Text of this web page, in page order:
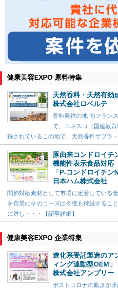
健康美容EXPO 原料特集
天然香料・天然有効
株式会社ロベルテ
香料発祥の地 南フラン
て、ユネスコ（国連教
録されているこの地で、天然香料サプラ
豚由来コンドロイチ
機能性表示食品対応
「P-コンドロイチン
日本ハム株式会社
関節対応素材として市場に定着している
を背景にそのニーズは今後も持続するこ
に対し・・・【記事詳細】
健康美容EXPO 企業特集
進化系受託製造のア
ィング連動型OEM」
株式会社アンプリー
ポストコロナの動きが